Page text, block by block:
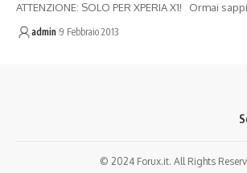
ATTENZIONE: SOLO PER XPERIA X1! Ormai
admin 9 Febbraio 2013
© 2024 Forux.it. All Rights